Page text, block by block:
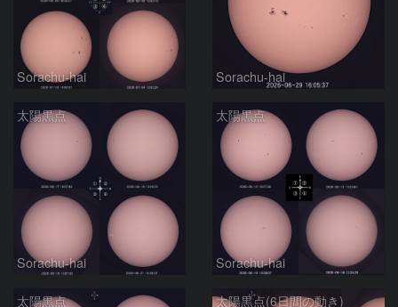
Sorachu-hai Sorachu-hai
太陽黒点
Sorachu-hai
太陽黒点
Sorachu-hai
太陽黒点 太陽黒点(6日間の動き)